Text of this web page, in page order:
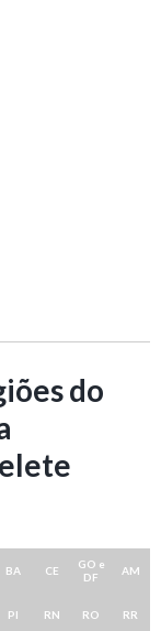
do
BA CE
GO e
DF
AM
PI RN RO RR